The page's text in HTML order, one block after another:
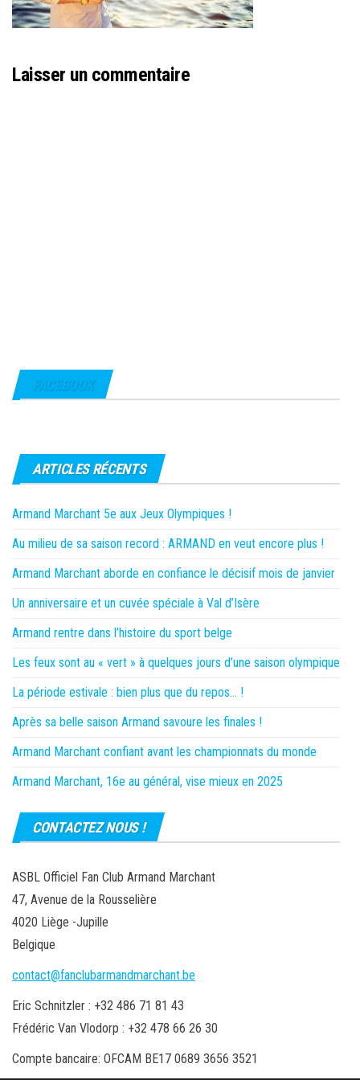
Laisser un commentaire
FACEBOOK
ARTICLES RÉCENTS
Armand Marchant 5e aux Jeux Olympiques !
Au milieu de sa saison record : ARMAND en veut encore plus !
Armand Marchant aborde en confiance le décisif mois de janvier
Un anniversaire et un cuvée spéciale à Val d’Isère
Armand rentre dans l’histoire du sport belge
Les feux sont au « vert » à quelques jours d’une saison olympique
La période estivale : bien plus que du repos… !
Après sa belle saison Armand savoure les finales !
Armand Marchant confiant avant les championnats du monde
Armand Marchant, 16e au général, vise mieux en 2025
CONTACTEZ NOUS !
ASBL Officiel Fan Club Armand Marchant
47, Avenue de la Rousselière
4020 Liège -Jupille
Belgique
contact@fanclubarmandmarchant.be
Eric Schnitzler : +32 486 71 81 43
Frédéric Van Vlodorp : +32 478 66 26 30
Compte bancaire: OFCAM BE17 0689 3656 3521